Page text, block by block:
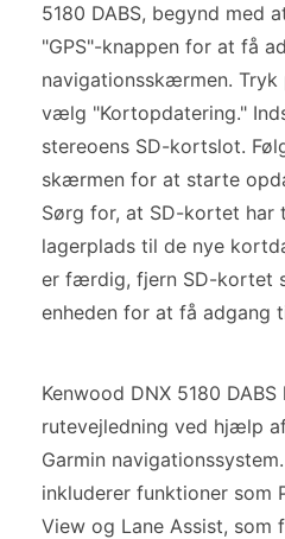
5180 DABS, begynd med
"GPS"-knappen for at få
navigationsskærmen.
vælg "Kortopdatering."
stereoens SD-kortslot.
skærmen for at starte
Sørg for, at SD-kortet
lagerplads til de nye
er færdig, fjern SD-kortet
enheden for at få adgang
Kenwood DNX 5180
rutevejledning ved hjælp
Garmin
inkluderer funktioner som
View og Lane Assist, som